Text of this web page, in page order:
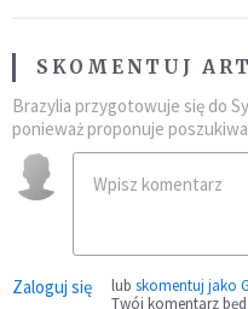
SKOMENTUJ
Brazylia przygotowuje się do
ponieważ proponuje
Zaloguj się lub skomentuj jako
Twój komentarz